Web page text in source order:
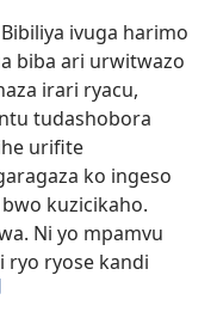
ivuga harimo
biba ari urwitwazo
irari ryacu,
tudashobora
urifite
ko ingeso
kuzicikaho.
Ni yo mpamvu
ryo ryose kandi